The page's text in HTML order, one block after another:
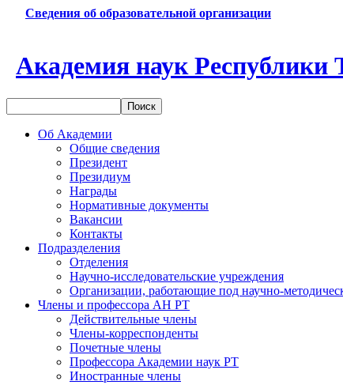
Сведения об образовательной организации
Академия наук Республики
Об Академии
Общие сведения
Президент
Президиум
Награды
Нормативные документы
Вакансии
Контакты
Подразделения
Отделения
Научно-исследовательские учреждения
Организации, работающие под научно-
Члены и профессора АН РТ
Действительные члены
Члены-корреспонденты
Почетные члены
Профессора Академии наук РТ
Иностранные члены